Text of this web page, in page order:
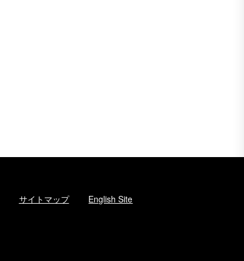
サイトマップ English Site